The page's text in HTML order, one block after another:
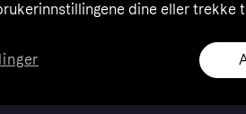
Klarna Bank AB (publ). Sveavägen 46, 111 34
dine eller